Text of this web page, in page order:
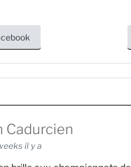
Cadurcien
il y a